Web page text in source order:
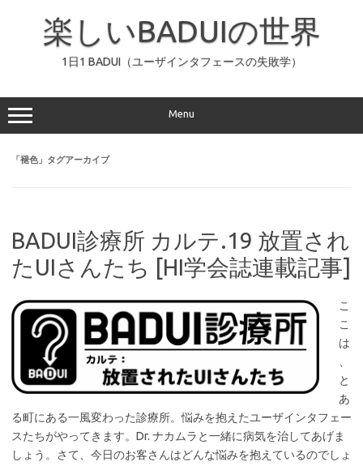
ッ
プ
楽しいBADUIの世界
1日1 BADUI（ユーザインタフェースの失敗学）
Menu
「褪色 」タグアーカイブ
BADUI診療所 カルテ.19 放置され
たUIさんたち [HI学会誌連載記事]
こ
こ
は
と
あ
る町にある一風変わった診療所。悩みを抱えたユーザインタフェー
スたちがやってきます。Dr. ナカムラと一緒に病気を治してあげま
しょう。さて、今日のお客さんはどんな悩みを抱えているのでしょ